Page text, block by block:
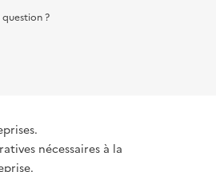
question ?
nécessaires à la